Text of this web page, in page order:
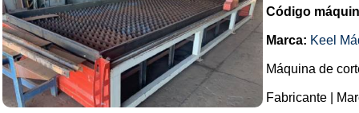
Código
Marca: Keel
Máquina de
Fabricante |